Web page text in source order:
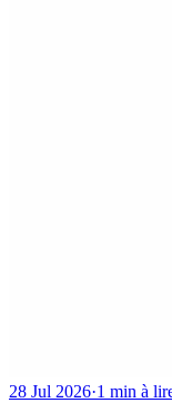
28 Jul 2026·1 min à